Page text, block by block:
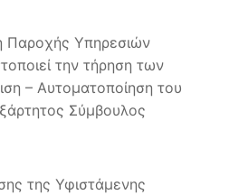
Παροχής Υπηρεσιών
την τήρηση των
– Αυτοματοποίηση του
Σύμβουλος
της Υφιστάμενης